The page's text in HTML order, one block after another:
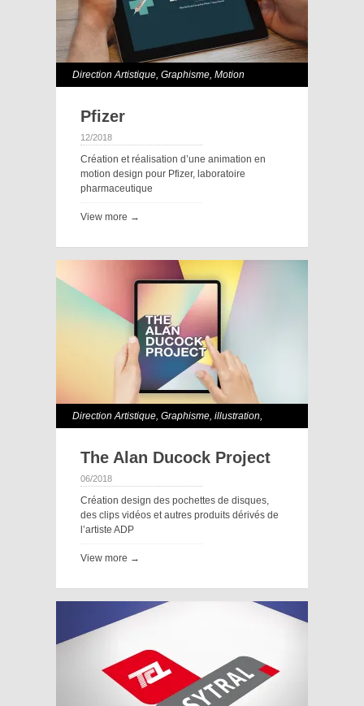
Direction Artistique, Graphisme, Motion
Pfizer
12/2018
Création et réalisation d’une animation en
motion design pour Pfizer, laboratoire
pharmaceutique
View more →
Direction Artistique, Graphisme, illustration,
The Alan Ducock Project
06/2018
Création design des pochettes de disques,
des clips vidéos et autres produits dérivés de
l’artiste ADP
View more →